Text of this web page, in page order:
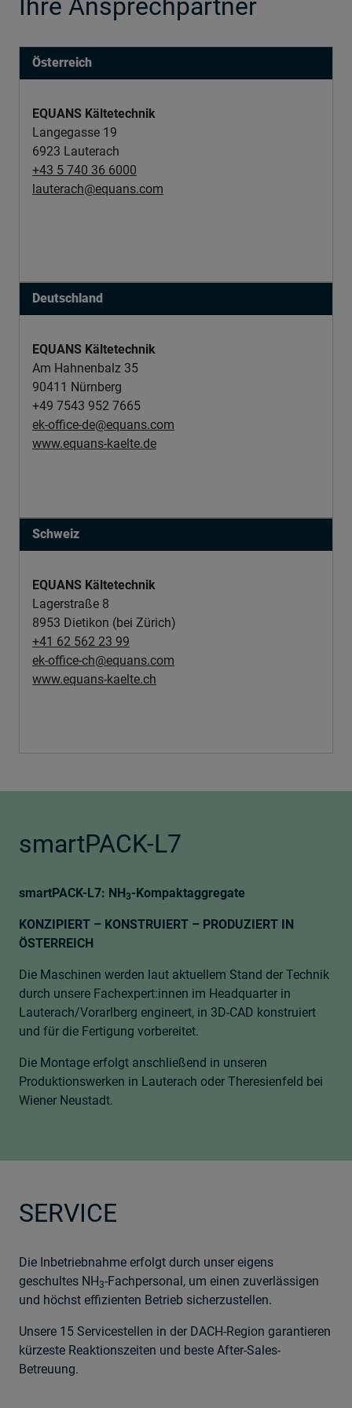
Ihre Ansprechpartner
Österreich
EQUANS Kältetechnik
Langegasse 19
6923 Lauterach
+43 5 740 36 6000
lauterach@equans.com
Deutschland
EQUANS Kältetechnik
Am Hahnenbalz 35
90411 Nürnberg
+49 7543 952 7665
ek-office-de@equans.com
www.equans-kaelte.de
Schweiz
EQUANS Kältetechnik
Lagerstraße 8
8953 Dietikon (bei Zürich)
+41 62 562 23 99
ek-office-ch@equans.com
www.equans-kaelte.ch
smartPACK-L7
smartPACK-L7: NH3-Kompaktaggregate
KONZIPIERT – KONSTRUIERT – PRODUZIERT IN
ÖSTERREICH
Die Maschinen werden laut aktuellem Stand der Technik
durch unsere Fachexpert:innen im Headquarter in
Lauterach/Vorarlberg engineert, in 3D-CAD konstruiert
und für die Fertigung vorbereitet.
Die Montage erfolgt anschließend in unseren
Produktionswerken in Lauterach oder Theresienfeld bei
Wiener Neustadt.
SERVICE
Die Inbetriebnahme erfolgt durch unser eigens
geschultes NH3-Fachpersonal, um einen zuverlässigen
und höchst effizienten Betrieb sicherzustellen.
Unsere 15 Servicestellen in der DACH-Region garantieren
kürzeste Reaktionszeiten und beste After-Sales-
Betreuung.